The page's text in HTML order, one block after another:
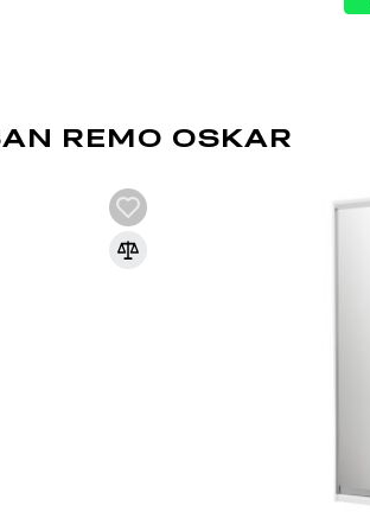
je jedním z nejrozšířenějších materiálů
snadno řezat a vrtat, což umožňuje výrobu
REMO OSKAR